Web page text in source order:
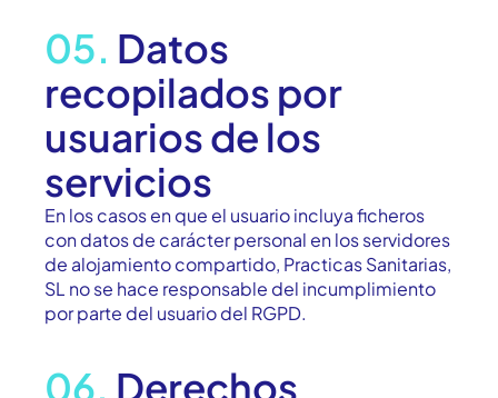
05. Datos
recopilados por
usuarios de los
servicios
En los casos en que el usuario incluya ficheros
con datos de carácter personal en los servidores
de alojamiento compartido, Practicas Sanitarias,
SL no se hace responsable del incumplimiento
por parte del usuario del RGPD.
06. Derechos